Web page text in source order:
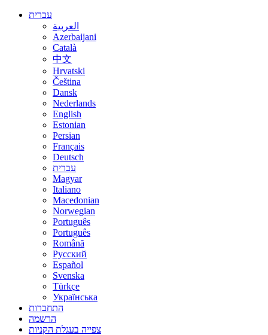
עברית
العربية
Azerbaijani
Català
中文
Hrvatski
Čeština
Dansk
Nederlands
English
Estonian
Persian
Français
Deutsch
עברית
Magyar
Italiano
Macedonian
Norwegian
Português
Português
Română
Русский
Español
Svenska
Türkçe
Українська
התחברות
הרשמה
צפייה בעגלת הקניות